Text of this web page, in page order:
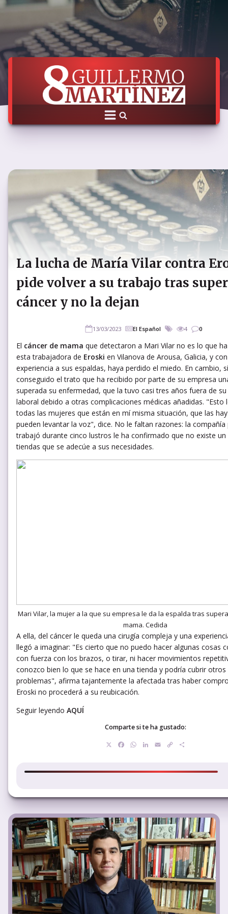
La lucha de María Vilar contra
pide volver a su trabajo tras
cáncer y no la dejan
13/03/2023 El Español 4 0
El cáncer de mama que detectaron a Mari Vilar no es lo que
esta trabajadora de Eroski en Vilanova de Arousa, Galicia, y
experiencia a sus espaldas, haya perdido el miedo. En cambio,
conseguido el trato que ha recibido por parte de su empresa
superada su enfermedad, que la tuvo casi tres años fuera de
laboral debido a otras complicaciones médicas añadidas. "Esto
todas las mujeres que están en mí misma situación, que las
pueden levantar la voz", dice. No le faltan razones: la compañía
trabajó durante cinco lustros le ha confirmado que no existe
tiendas que se adecúe a sus necesidades.
Mari Vilar, la mujer a la que su empresa le da la espalda tras
mama. Cedida
A ella, del cáncer le queda una cirugía compleja y una
llegó a imaginar: "Es cierto que no puedo hacer algunas cosas
con fuerza con los brazos, o tirar, ni hacer movimientos
conozco bien lo que se hace en una tienda y podría cubrir
problemas", afirma tajantemente la afectada tras haber
Eroski no procederá a su reubicación.
Seguir leyendo AQUÍ
Comparte si te ha gustado:
Facebook
WhatsApp
LinkedIn
EmailCopy